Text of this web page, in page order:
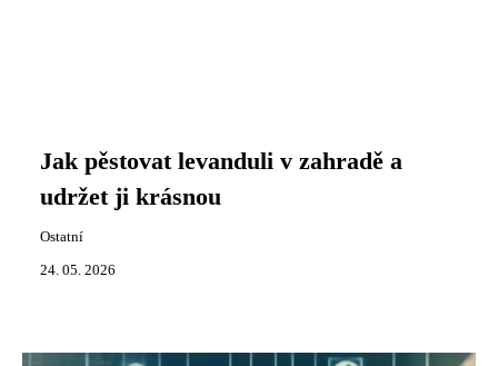
Jak pěstovat levanduli v zahradě a
udržet ji krásnou
Ostatní
24. 05. 2026